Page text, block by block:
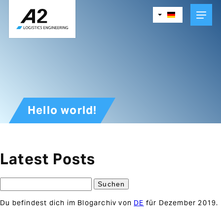
main
content
Hello world!
Latest Posts
nach:
Du befindest dich im Blogarchiv von DE für Dezember 2019.